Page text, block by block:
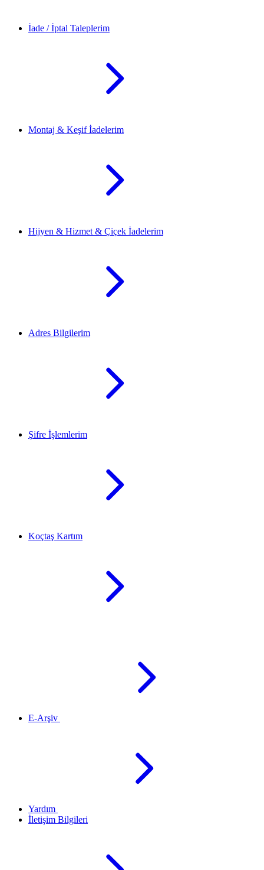
İade / İptal Taleplerim
Montaj & Keşif İadelerim
Hijyen & Hizmet & Çiçek İadelerim
Adres Bilgilerim
Şifre İşlemlerim
Koçtaş Kartım
E-Arşiv
Yardım
İletişim Bilgileri